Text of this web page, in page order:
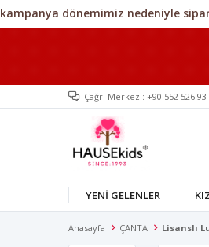
Çağrı Merkezi: +90 552 526 93
YENİ GELENLER
Anasayfa ÇANTA Lisanslı